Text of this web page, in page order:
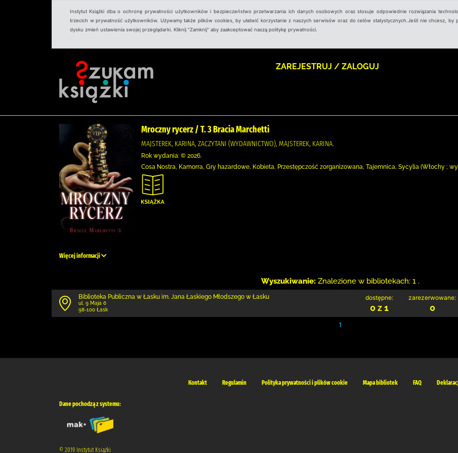
Instytut Książki dba o ochronę prywatności użytkowników i bezpieczeństwo przetwarzania ich danych osobowych oraz stosuje odpowiednie rozwiązania
trzecich w prywatność użytkowników. Używamy także plików cookies, by ułatwić korzystanie z naszych serwisów oraz do celów statystycznych.Jeśli nie chcesz, by
dysku zmień ustawienia swojej przeglądarki. Kliknij "Zamknij" aby zaakceptować naszą politykę prywatności.
ZAREJESTRUJ / ZALOGUJ
Mroczny rycerz / T. 3 Bracia Marchetti
MAJSTEREK, KARINA, ZACZYTANI (WYDAWNICTWO), MAJSTEREK, KARINA.
Rok wydania: © 2026.
Cosa Nostra, Kamorra, Gry hazardowe, Kobieta, Przestępczość zorganizowana, Tajemnica, Sycylia (Włochy ;
Więcej informacji
Wyszukiwanie: Znalezione w bibliotekach: 1 .
Biblioteka Publiczna w Łasku im. Jana Łaskiego Młodszego w Łasku
ul. 9 Maja 6
98-100 Łask
dostępne:
0 z 1
zarezerwowane:
0
1
Kontakt Regulamin Polityka prywatności i plików cookie Mapa bibliotek FAQ
Dane pochodzą z systemu:
© 2019 Instytut Książki